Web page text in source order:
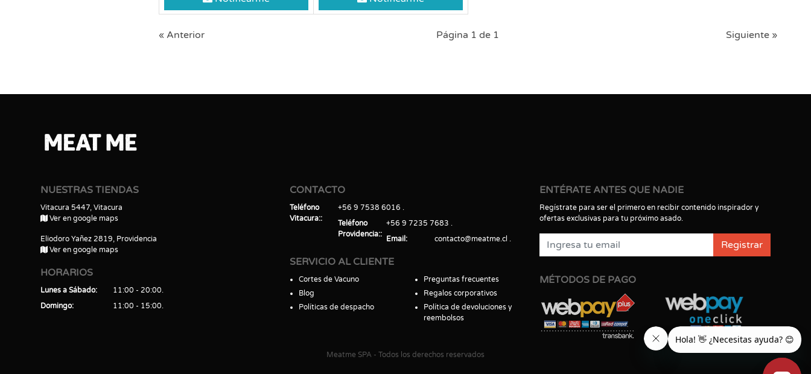
« Anterior Página 1 de 1 Siguiente »
NUESTRAS TIENDAS
Vitacura 5447, Vitacura
Ver en google maps
Eliodoro Yañez 2819, Providencia
Ver en google maps
HORARIOS
Lunes a Sábado
11:00 - 20:00
Domingo
11:00 - 15:00
CONTACTO
Teléfono
Vitacura:
+56 9 7538 6016
Teléfono
Providencia:
+56 9 7235 7683
Email
contacto@meatme.cl
SERVICIO AL CLIENTE
Cortes de Vacuno
Blog
Políticas de despacho
Preguntas frecuentes
Regalos corporativos
Política de devoluciones y
reembolsos
ENTÉRATE ANTES QUE NADIE
Regístrate para ser el primero en recibir contenido inspirador y
ofertas exclusivas para tu próximo asado.
Registrar
MÉTODOS DE PAGO
Meatme SPA - Todos los derechos reservados